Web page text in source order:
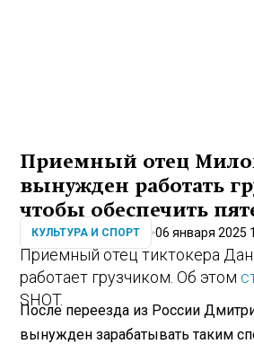
Приемный отец
вынужден работать
чтобы обеспечить
КУЛЬТУРА И СПОРТ 06 января 2025
Приемный отец тиктокера
работает грузчиком. Об этом
SHOT.
После переезда из России
вынужден зарабатывать таким